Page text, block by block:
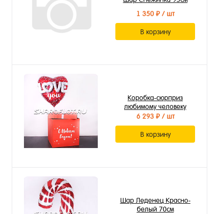
1 350 ₽/ шт
В корзину
Коробка-сюрприз
любимому человеку
6 293 ₽/ шт
В корзину
Шар Леденец Красно-
белый 70см